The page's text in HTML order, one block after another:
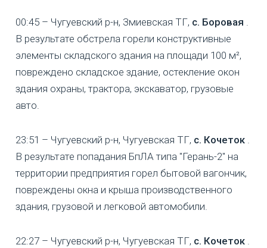
00:45 – Чугуевский р-н, Змиевская ТГ, с. Боровая .
В результате обстрела горели конструктивные
элементы складского здания на площади 100 м²,
повреждено складское здание, остекление окон
здания охраны, трактора, экскаватор, грузовые
авто.
23:51 – Чугуевский р-н, Чугуевская ТГ, с. Кочеток .
В результате попадания БпЛА типа "Герань-2" на
территории предприятия горел бытовой вагончик,
повреждены окна и крыша производственного
здания, грузовой и легковой автомобили.
22:27 – Чугуевский р-н, Чугуевская ТГ, с. Кочеток .